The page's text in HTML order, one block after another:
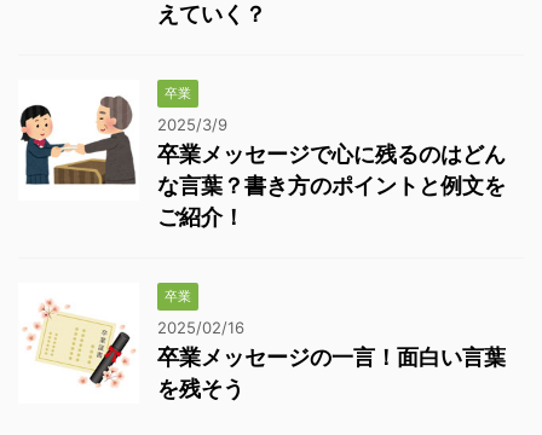
えていく？
卒業
2025/3/9
卒業メッセージで心に残るのはどん
な言葉？書き方のポイントと例文を
ご紹介！
卒業
2025/02/16
卒業メッセージの一言！面白い言葉
を残そう